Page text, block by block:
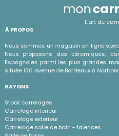
mon
L'art du
À PROPOS
Nous sommes un magasin en ligne
Nous proposons des céramiques,
Espagnoles parmi les plus grandes
située 130 avenue de Bordeaux à
RAYONS
Stock carrelages
Carrelage interieur
Carrelage exterieur
Carrelage salle de bain - faÏences